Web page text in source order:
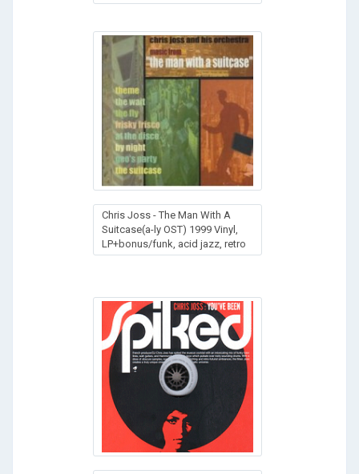
Chris Joss - The Man With A
Suitcase(a-ly OST) 1999 Vinyl,
LP+bonus/funk, acid jazz, retro